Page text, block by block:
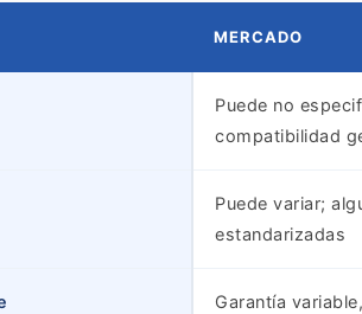
MERCADO
Puede no
compatibilidad
Puede variar;
estandarizadas
Garantía